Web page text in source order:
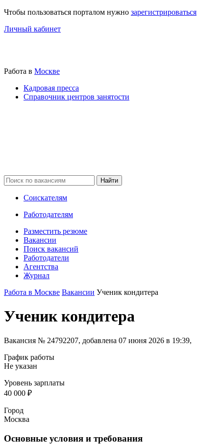
Чтобы пользоваться порталом нужно зарегистрироваться
Личный кабинет
Работа в Москве
Кадровая пресса
Справочник центров занятости
Соискателям
Работодателям
Разместить резюме
Вакансии
Поиск вакансий
Работодатели
Агентства
Журнал
Работа в Москве Вакансии Ученик кондитера
Ученик кондитера
Вакансия № 24792207, добавлена 07 июня 2026 в 19:39,
График работы
Не указан
Уровень зарплаты
40 000 ₽
Город
Москва
Основные условия и требования